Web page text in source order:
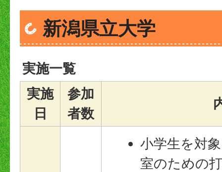
新潟県立大学
実施一覧
実施
日
参加
者数
小学生を対
室のための